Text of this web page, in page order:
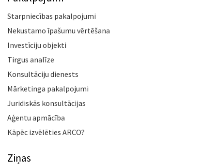
Starpniecības pakalpojumi
Nekustamo īpašumu vērtēšana
Investīciju objekti
Tirgus analīze
Konsultāciju dienests
Mārketinga pakalpojumi
Juridiskās konsultācijas
Aģentu apmācība
Kāpēc izvēlēties ARCO?
Ziņas